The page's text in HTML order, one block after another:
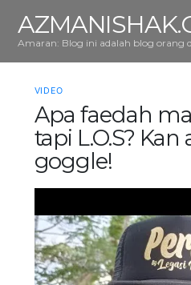
Amaran: Blog ini adalah blog orang
VIDEO
Apa faedah
tapi L.O.S? Kan
goggle!